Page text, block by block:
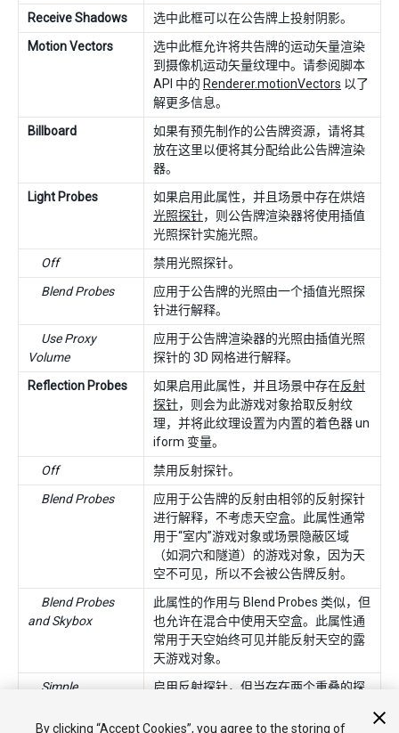
Receive Shadows
选中此框可以在公告牌上投射阴影。
Motion Vectors
选中此框允许将共告牌的运动矢量渲染
到摄像机运动矢量纹理中。请参阅脚本
API 中的 Renderer.motionVectors 以了
解更多信息。
Billboard
如果有预先制作的公告牌资源，请将其
放在这里以便将其分配给此公告牌渲染
器。
Light Probes
如果启用此属性，并且场景中存在烘焙
光照探针，则公告牌渲染器将使用插值
光照探针实施光照。
Off
禁用光照探针。
Blend Probes
应用于公告牌的光照由一个插值光照探
针进行解释。
Use Proxy
Volume
应用于公告牌渲染器的光照由插值光照
探针的 3D 网格进行解释。
Reflection Probes
如果启用此属性，并且场景中存在反射
探针，则会为此游戏对象拾取反射纹
理，并将此纹理设置为内置的着色器 un
iform 变量。
Off
禁用反射探针。
Blend Probes
应用于公告牌的反射由相邻的反射探针
进行解释，不考虑天空盒。此属性通常
用于“室内”游戏对象或场景隐蔽区域
（如洞穴和隧道）的游戏对象，因为天
空不可见，所以不会被公告牌反射。
Blend Probes
and Skybox
此属性的作用与 Blend Probes 类似，但
也允许在混合中使用天空盒。此属性通
常用于天空始终可见并能反射天空的露
天游戏对象。
Simple
启用反射探针，但当存在两个重叠的探
By clicking “Accept Cookies”, you agree to the storing of